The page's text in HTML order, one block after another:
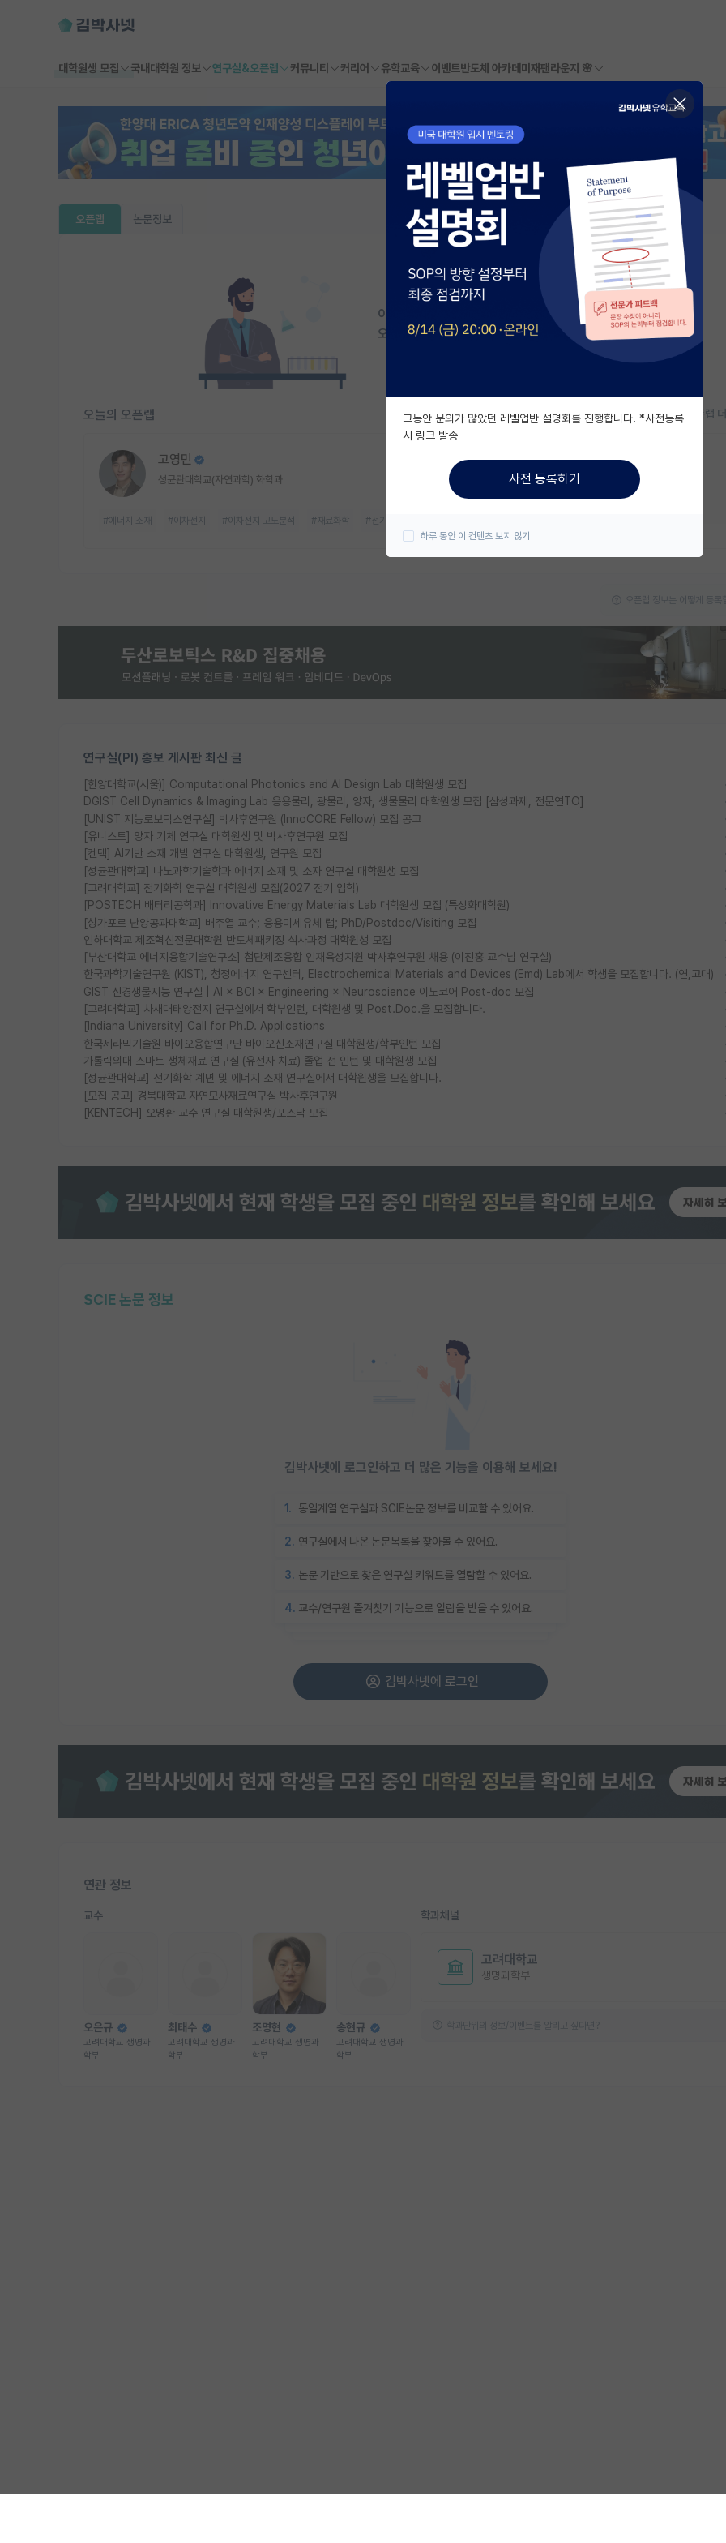
대학원생 모집 국내대학원 정보 연구실&오픈랩 커뮤니티 커리어 유학교육 이벤트반도체 아카데미 재팬라운지 🌸
오픈랩 논문정보
이 연구실은 아직 오픈랩 정보가
등록되지 않았습니다.
오픈랩이 등록된 연구실은 어떠신가요?
오늘의 오픈랩 오픈랩
고영민
성균관대학교(자연과학) 화학과
#에너지 소재 #이차전지 #이차전지 고도분석 #재료화학 #전기화학
지금 연구실 모집중이에요!
대학원생 박사후연구원
오픈랩 정보는 어떻게 등록
연구실(PI) 홍보 게시판 최신 글
[한양대학교(서울)] Computational Photonics and AI Design Lab 대학원생 모집
DGIST Cell Dynamics & Imaging Lab 응용물리, 광물리, 양자, 생물물리 대학원생 모집 [삼성과제, 전문연TO]
[UNIST 지능로보틱스연구실] 박사후연구원 (InnoCORE Fellow) 모집 공고
[유니스트] 양자 기체 연구실 대학원생 및 박사후연구원 모집
[켄텍] AI기반 소재 개발 연구실 대학원생, 연구원 모집
[성균관대학교] 나노과학기술학과 에너지 소재 및 소자 연구실 대학원생 모집
[고려대학교] 전기화학 연구실 대학원생 모집(2027 전기 입학)
[POSTECH 배터리공학과] Innovative Energy Materials Lab 대학원생 모집 (특성화대학원)
[싱가포르 난양공과대학교] 배주열 교수; 응용미세유체 랩; PhD/Postdoc/Visiting 모집
인하대학교 제조혁신전문대학원 반도체패키징 석사과정 대학원생 모집
[부산대학교 에너지융합기술연구소] 첨단제조융합 인재육성지원 박사후연구원 채용 (이진홍 교수님 연구실)
한국과학기술연구원 (KIST), 청정에너지 연구센터, Electrochemical Materials and Devices (Emd) Lab에서 학생을 모집합니다. (연,고대)
GIST 신경생물지능 연구실 | AI × BCI × Engineering × Neuroscience 이노코어 Post-doc 모집
[고려대학교] 차새대태양전지 연구실에서 학부인턴, 대학원생 및 Post.Doc.을 모집합니다.
[Indiana University] Call for Ph.D. Applications
한국세라믹기술원 바이오융합연구단 바이오신소재연구실 대학원생/학부인턴 모집
가톨릭의대 스마트 생체재료 연구실 (유전자 치료) 졸업 전 인턴 및 대학원생 모집
[성균관대학교] 전기화학 계면 및 에너지 소재 연구실에서 대학원생을 모집합니다.
[모집 공고] 경북대학교 자연모사재료연구실 박사후연구원
[KENTECH] 오명환 교수 연구실 대학원생/포스닥 모집
SCIE 논문 정보
김박사넷에 로그인하고 더 많은 기능을 이용해 보세요!
1. 동일계열 연구실과 SCIE논문 정보를 비교할 수 있어요.
2. 연구실에서 나온 논문목록을 찾아볼 수 있어요.
3. 논문 기반으로 찾은 연구실 키워드를 열람할 수 있어요.
4. 교수/연구원 즐겨찾기 기능으로 알람을 받을 수 있어요.
김박사넷에 로그인
연관 정보
교수
오은규
고려대학교 생명과
학부
최태수
고려대학교 생명과
학부
조명현
고려대학교 생명과
학부
송현규
고려대학교 생명과
학부
학과채널
고려대학교
생명과학부
학과단위의 정보/이벤트를 알리고 싶다면?
그동안 문의가 많았던 레벨업반 설명회를 진행합니다. *사전등록
시 링크 발송
사전 등록하기
하루 동안 이 컨텐츠 보지 않기